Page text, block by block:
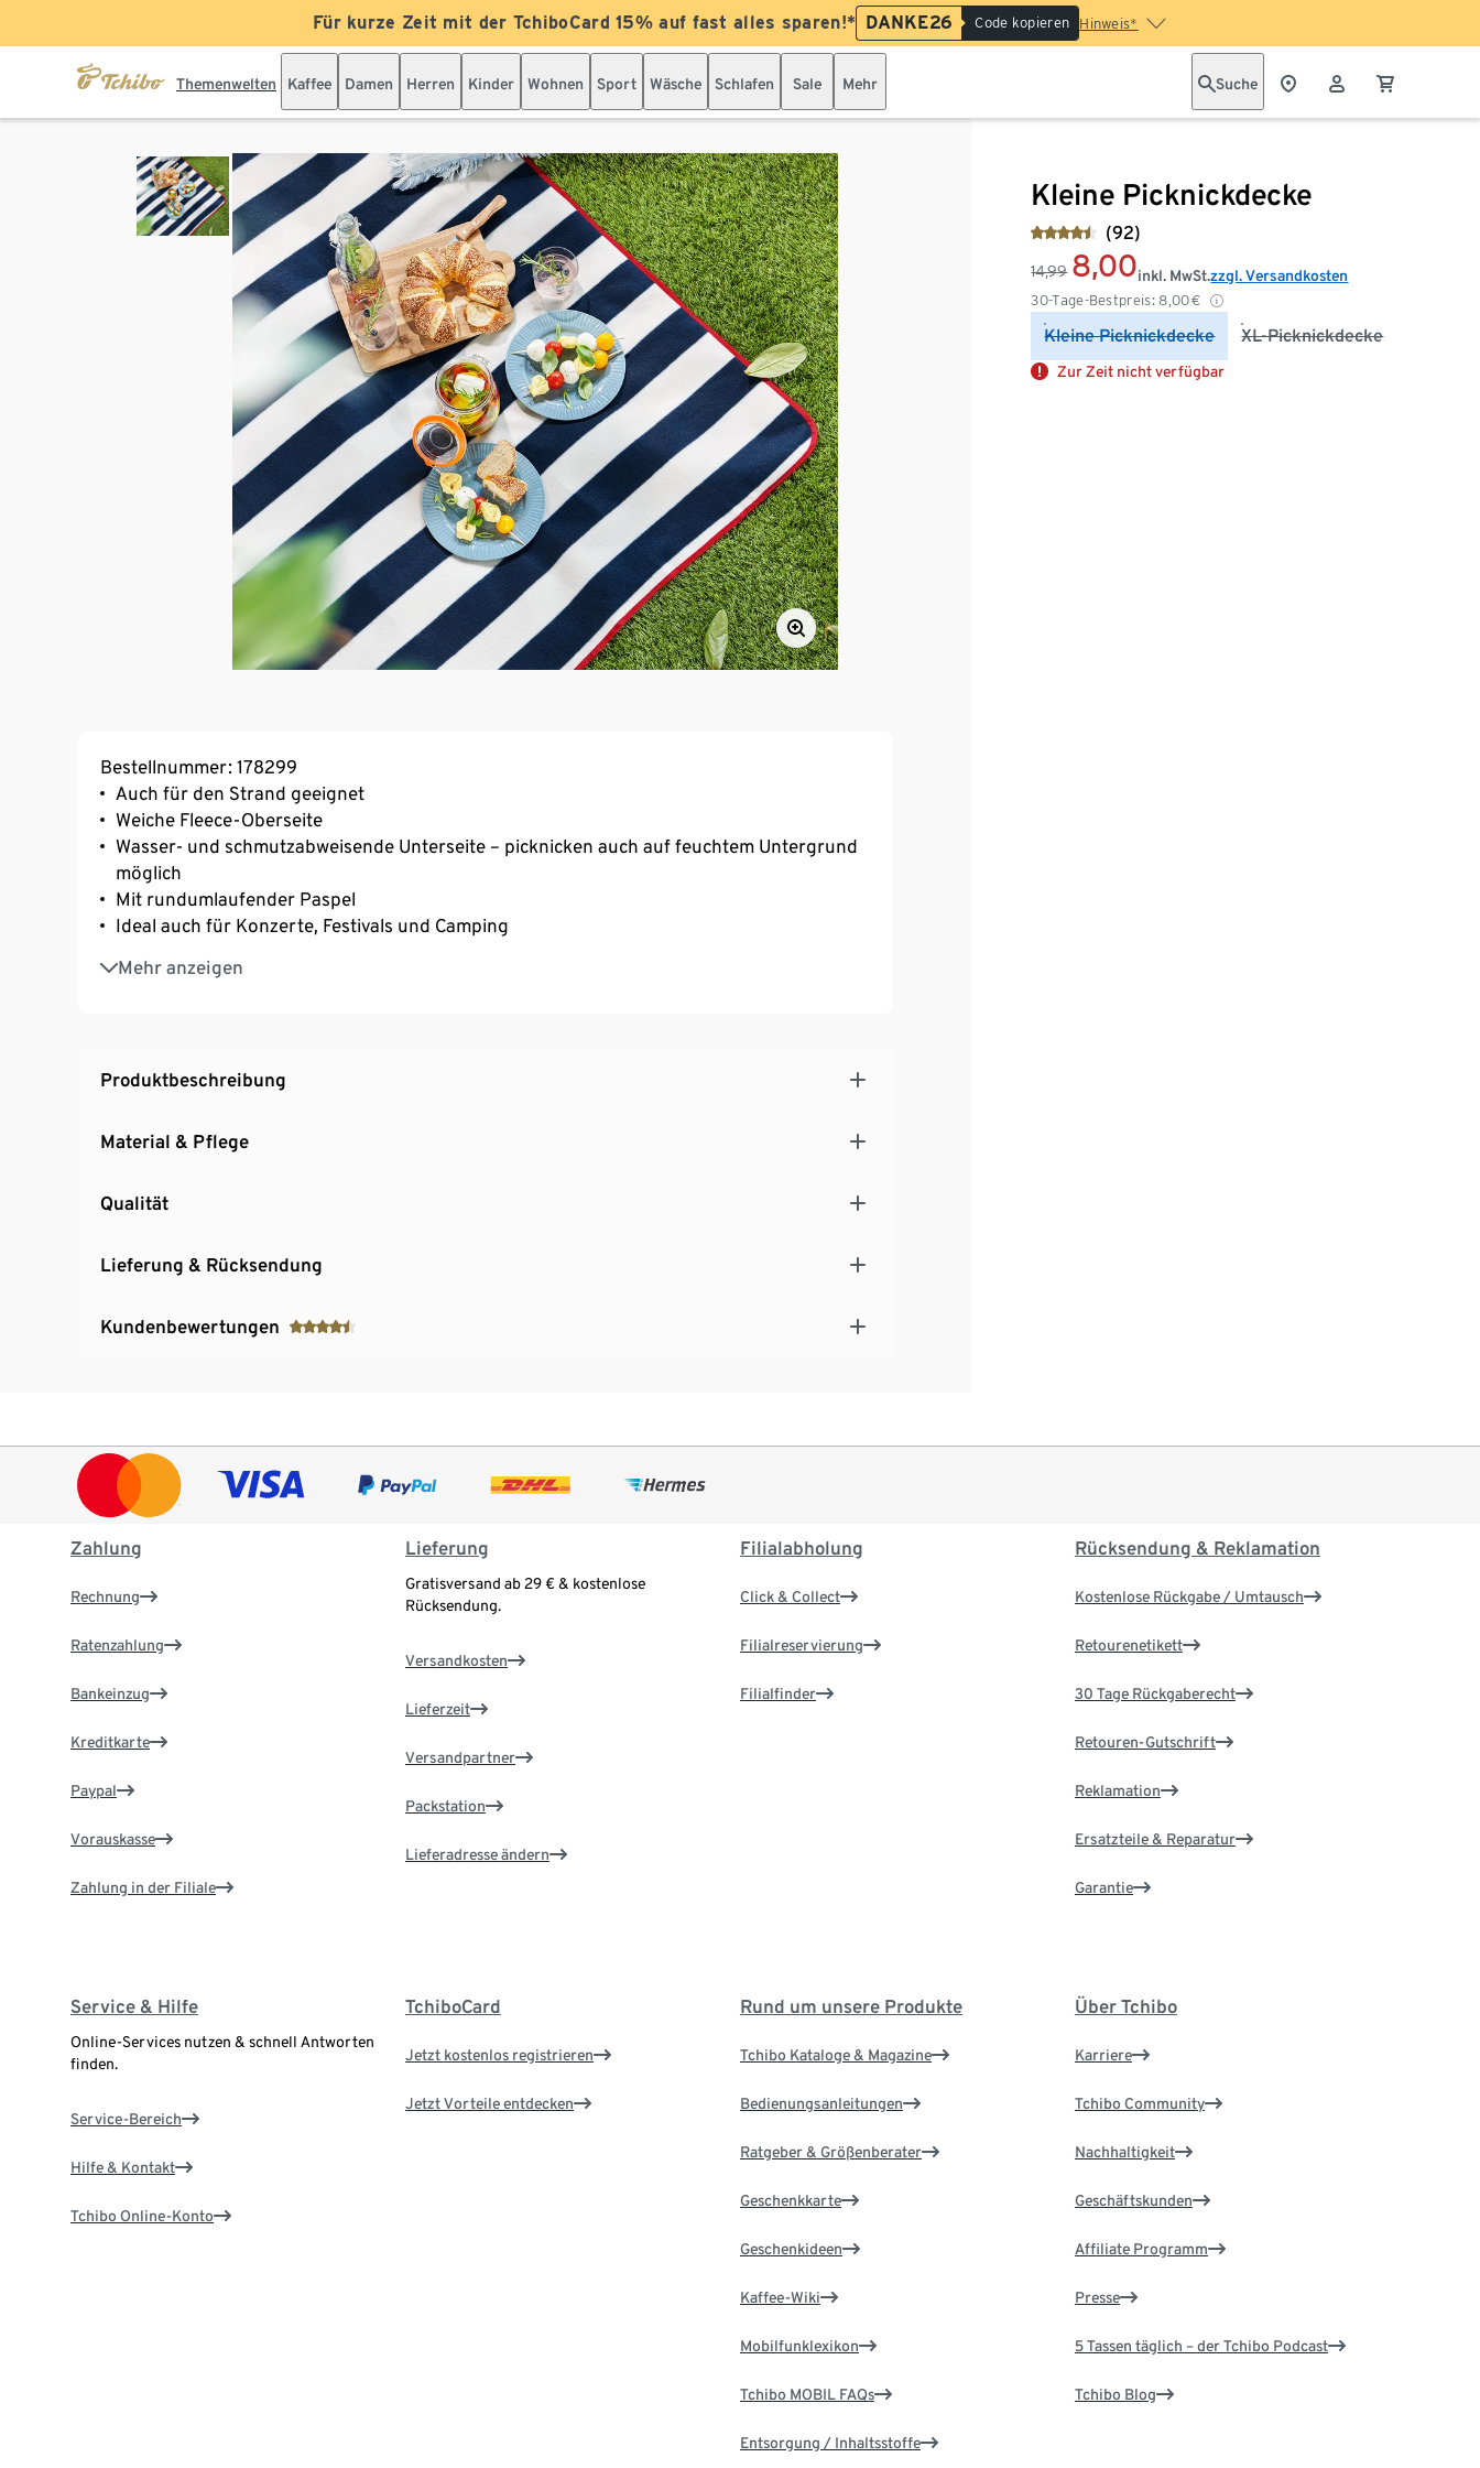
Für kurze Zeit mit der TchiboCard 15% auf fast alles sparen!* DANKE26 Code kopieren Hinweis*
Themenwelten Kaffee Damen Herren Kinder Wohnen Sport Wäsche Schlafen Sale Mehr Suche
Kleine Picknickdecke
(92)
14,99 8,00
30-Tage-Bestpreis: 8,00€
inkl. MwSt.zzgl. Versandkosten
Kleine Picknickdecke XL-Picknickdecke
Zur Zeit nicht verfügbar
Bestellnummer: 178299
Auch für den Strand geeignet
Weiche Fleece-Oberseite
Wasser- und schmutzabweisende Unterseite – picknicken auch auf feuchtem Untergrund
möglich
Mit rundumlaufender Paspel
Ideal auch für Konzerte, Festivals und Camping
Mehr anzeigen
Inkl. Tragegurt
Mit Streifen-Alloverprint
Produktbeschreibung
Material & Pflege
Qualität
Lieferung & Rücksendung
Kundenbewertungen
Zahlung
Rechnung
Ratenzahlung
Bankeinzug
Kreditkarte
Paypal
Vorauskasse
Zahlung in der Filiale
Lieferung
Gratisversand ab 29 € & kostenlose
Rücksendung.
Versandkosten
Lieferzeit
Versandpartner
Packstation
Lieferadresse ändern
Filialabholung
Click & Collect
Filialreservierung
Filialfinder
Rücksendung & Reklamation
Kostenlose Rückgabe / Umtausch
Retourenetikett
30 Tage Rückgaberecht
Retouren-Gutschrift
Reklamation
Ersatzteile & Reparatur
Garantie
Service & Hilfe
Online-Services nutzen & schnell Antworten
finden.
Service-Bereich
Hilfe & Kontakt
Tchibo Online-Konto
TchiboCard
Jetzt kostenlos registrieren
Jetzt Vorteile entdecken
Rund um unsere Produkte
Tchibo Kataloge & Magazine
Bedienungsanleitungen
Ratgeber & Größenberater
Geschenkkarte
Geschenkideen
Kaffee-Wiki
Mobilfunklexikon
Tchibo MOBIL FAQs
Entsorgung / Inhaltsstoffe
Über Tchibo
Karriere
Tchibo Community
Nachhaltigkeit
Geschäftskunden
Affiliate Programm
Presse
5 Tassen täglich – der Tchibo Podcast
Tchibo Blog